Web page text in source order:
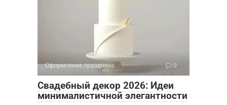
Оформление праздника 0
Свадебный декор 2026: Идеи
минималистичной элегантности